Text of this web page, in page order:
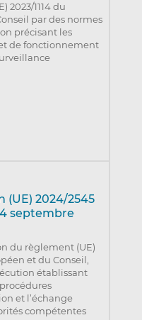
2023/1114 du
par des normes
précisant les
de fonctionnement
(UE) 2024/2545
septembre
du règlement (UE)
et du Conseil,
établissant
et l’échange
compétentes